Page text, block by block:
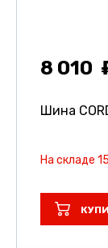
8 010
Шина
На складе